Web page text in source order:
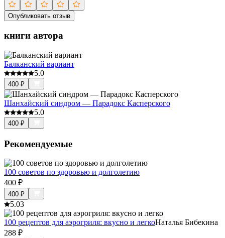
Опубликовать отзыв
книги автора
Балканский вариант
5.0
400 ₽
Шанхайский синдром — Парадокс Касперского
5.0
400 ₽
Рекомендуемые
100 советов по здоровью и долголетию
400 ₽
400 ₽
5.03
100 рецептов для аэрогриля: вкусно и легкоНаталья Бибекина
288 ₽